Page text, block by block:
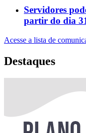
Servidores
partir do dia
Acesse a lista de
Destaques